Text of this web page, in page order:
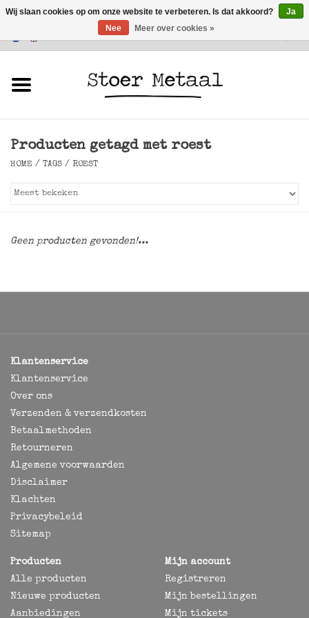
Klantenservice
Verlichting
Producten getagd met roest
HOME / TAGS / ROEST
Geen producten gevonden!...
Klantenservice
Klantenservice
Over ons
Verzenden & verzendkosten
Betaalmethoden
Retourneren
Algemene voorwaarden
Disclaimer
Klachten
Privacybeleid
Sitemap
Producten
Alle producten
Nieuwe producten
Aanbiedingen
Mijn account
Registreren
Mijn bestellingen
Mijn tickets
Wij slaan cookies op om onze website te verbeteren. Is dat akkoord?
Ja
Nee
Meer over cookies »